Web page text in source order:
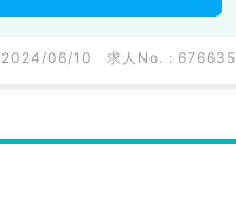
2024/06/10 求人No. : 676635